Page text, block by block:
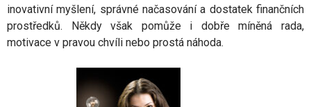
inovativní myšlení, správné načasování a dostatek finančních
prostředků. Někdy však pomůže i dobře míněná rada,
motivace v pravou chvíli nebo prostá náhoda.